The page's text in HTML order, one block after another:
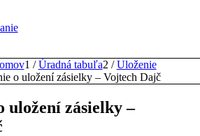
1 / Úradná tabuľa2 / Uloženie
o uložení zásielky – Vojtech Dajč
uložení zásielky –